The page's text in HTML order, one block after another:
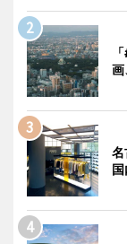
画